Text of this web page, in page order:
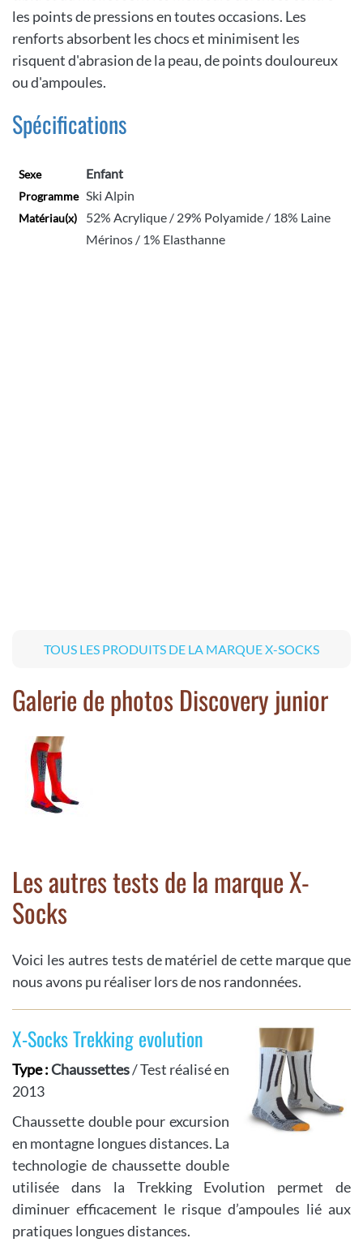
les points de pressions en toutes occasions. Les
renforts absorbent les chocs et minimisent les
risquent d'abrasion de la peau, de points douloureux
ou d'ampoules.
Spécifications
Sexe Enfant
Programme Ski Alpin
Matériau(x)
52% Acrylique / 29% Polyamide / 18% Laine
Mérinos / 1% Elasthanne
TOUS LES PRODUITS DE LA MARQUE X-SOCKS
Galerie de photos Discovery junior
Les autres tests de la marque X-
Socks
Voici les autres tests de matériel de cette marque que
nous avons pu réaliser lors de nos randonnées.
X-Socks Trekking evolution
Type :Chaussettes/ Test réalisé en
2013
Chaussette double pour excursion
en montagne longues distances. La
technologie de chaussette double
utilisée dans la Trekking Evolution permet de
diminuer efficacement le risque d’ampoules lié aux
pratiques longues distances.